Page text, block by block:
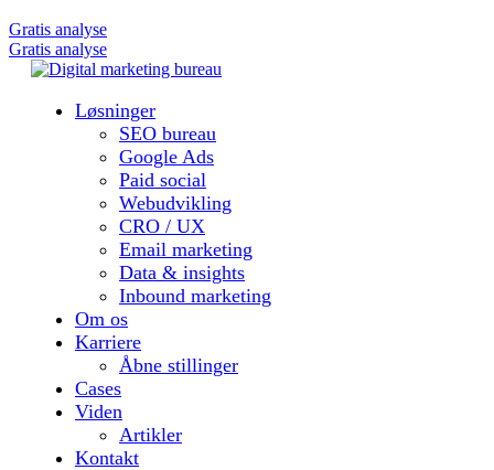
Gratis analyse
Gratis analyse
Løsninger
SEO bureau
Google Ads
Paid social
Webudvikling
CRO / UX
Email marketing
Data & insights
Inbound marketing
Om os
Karriere
Åbne stillinger
Cases
Viden
Artikler
Kontakt